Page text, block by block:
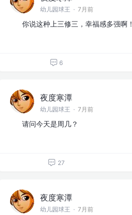
幼儿园球王 · 7月前
你说这种上三修三，幸福感多强啊！
6
夜度寒潭
幼儿园球王 · 7月前
请问今天是周几？
27
夜度寒潭
幼儿园球王 · 7月前